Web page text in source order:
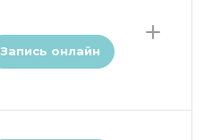
Запись онлайн